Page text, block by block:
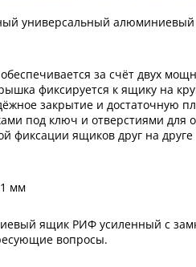
универсальный
за счёт двух
фиксируется к ящику на
закрытие и достаточную
под ключ и отверстиями для
фиксации ящиков друг на
мм
ящик РИФ усиленный с
вопросы.